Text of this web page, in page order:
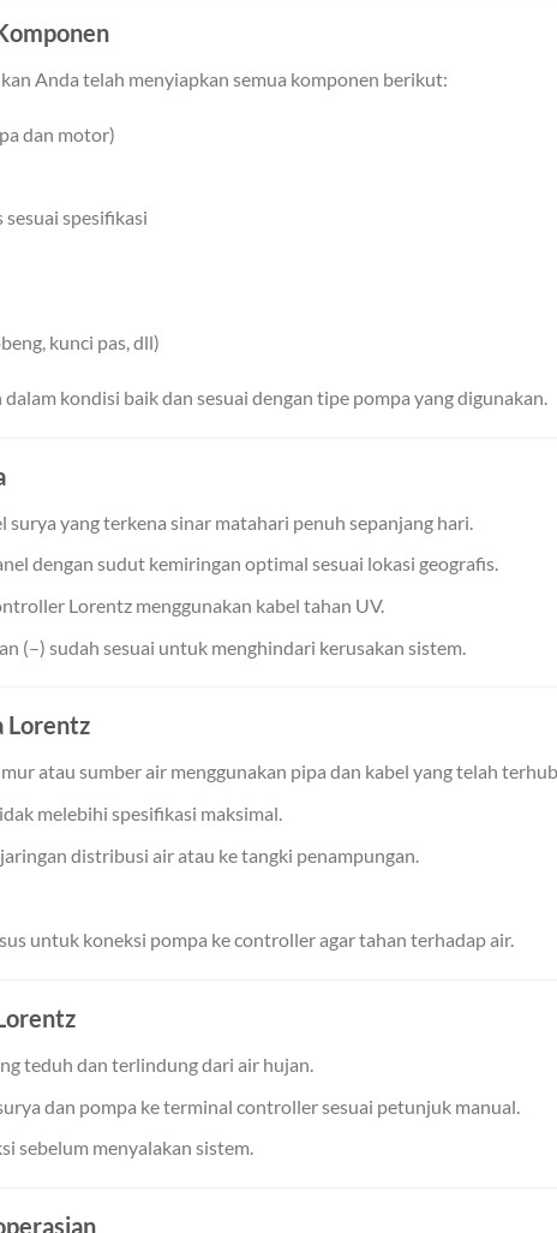
Anda telah menyiapkan semua komponen berikut:
dan motor)
sesuai spesifikasi
kunci pas, dll)
kondisi baik dan sesuai dengan tipe pompa yang digunakan.
surya yang terkena sinar matahari penuh sepanjang hari.
dengan sudut kemiringan optimal sesuai lokasi geografis.
Lorentz menggunakan kabel tahan UV.
(–) sudah sesuai untuk menghindari kerusakan sistem.
Lorentz
atau sumber air menggunakan pipa dan kabel yang telah
melebihi spesifikasi maksimal.
distribusi air atau ke tangki penampungan.
untuk koneksi pompa ke controller agar tahan terhadap air.
teduh dan terlindung dari air hujan.
dan pompa ke terminal controller sesuai petunjuk manual.
sebelum menyalakan sistem.